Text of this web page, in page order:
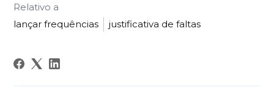
Relativo a
lançar frequências
justificativa de faltas